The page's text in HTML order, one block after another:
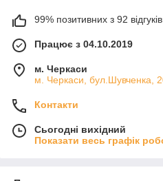
99% позитивних з 92 відгуків
Працює з 04.10.2019
м. Черкаси
м. Черкаси, бул.Шувченка,
Контакти
Сьогодні вихідний
Показати весь графік